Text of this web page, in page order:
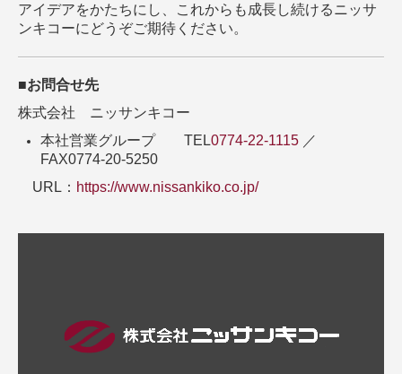
アイデアをかたちにし、これからも成長し続けるニッサ
ンキコーにどうぞご期待ください。
■お問合せ先
株式会社 ニッサンキコー
本社営業グループ TEL0774-22-1115 ／
FAX0774-20-5250
URL： https://www.nissankiko.co.jp/